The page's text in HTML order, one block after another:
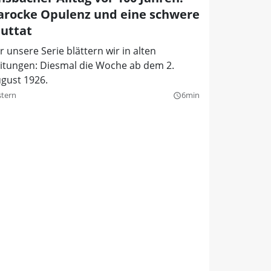
Opulenz und eine schwere
unsere Serie blättern wir in alten
Diesmal die Woche ab dem 2.
1926.
query_builder6min